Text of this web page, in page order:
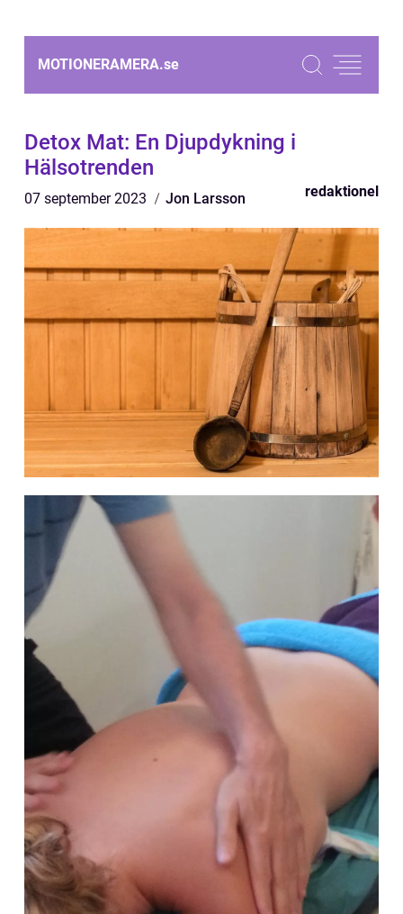
MOTIONERAMERA.se
Detox Mat: En Djupdykning i
Hälsotrenden
07 september 2023 Jon Larsson redaktionel